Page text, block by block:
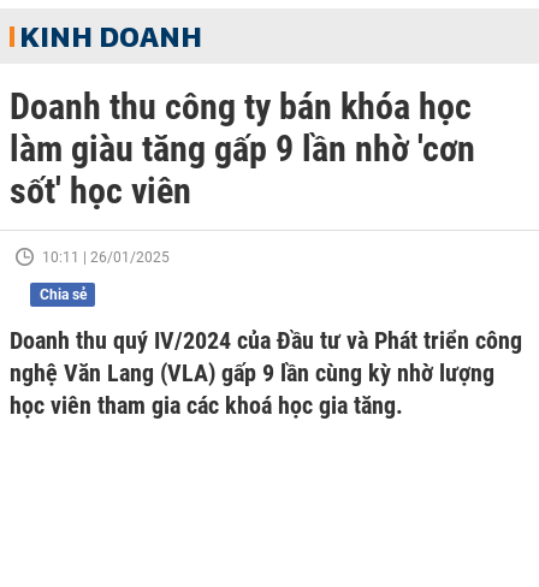
KINH DOANH
Doanh thu công ty bán khóa học
làm giàu tăng gấp 9 lần nhờ 'cơn
sốt' học viên
10:11 | 26/01/2025
Chia sẻ
Doanh thu quý IV/2024 của Đầu tư và Phát triển công
nghệ Văn Lang (VLA) gấp 9 lần cùng kỳ nhờ lượng
học viên tham gia các khoá học gia tăng.